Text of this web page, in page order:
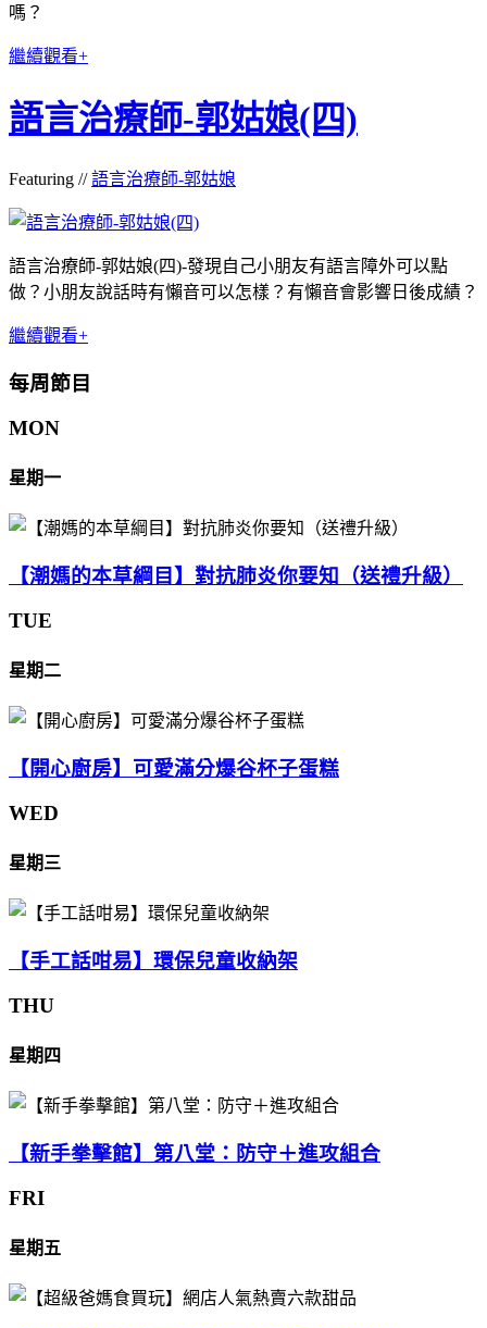
嗎？
繼續觀看+
語言治療師-郭姑娘(四)
Featuring //語言治療師-郭姑娘
語言治療師-郭姑娘(四)-發現自己小朋友有語言障外可以點
做？小朋友說話時有懶音可以怎樣？有懶音會影響日後成績？
繼續觀看+
每周節目
MON
星期一
【潮媽的本草綱目】對抗肺炎你要知（送禮升級）
TUE
星期二
【開心廚房】可愛滿分爆谷杯子蛋糕
WED
星期三
【手工話咁易】環保兒童收納架
THU
星期四
【新手拳擊館】第八堂：防守＋進攻組合
FRI
星期五